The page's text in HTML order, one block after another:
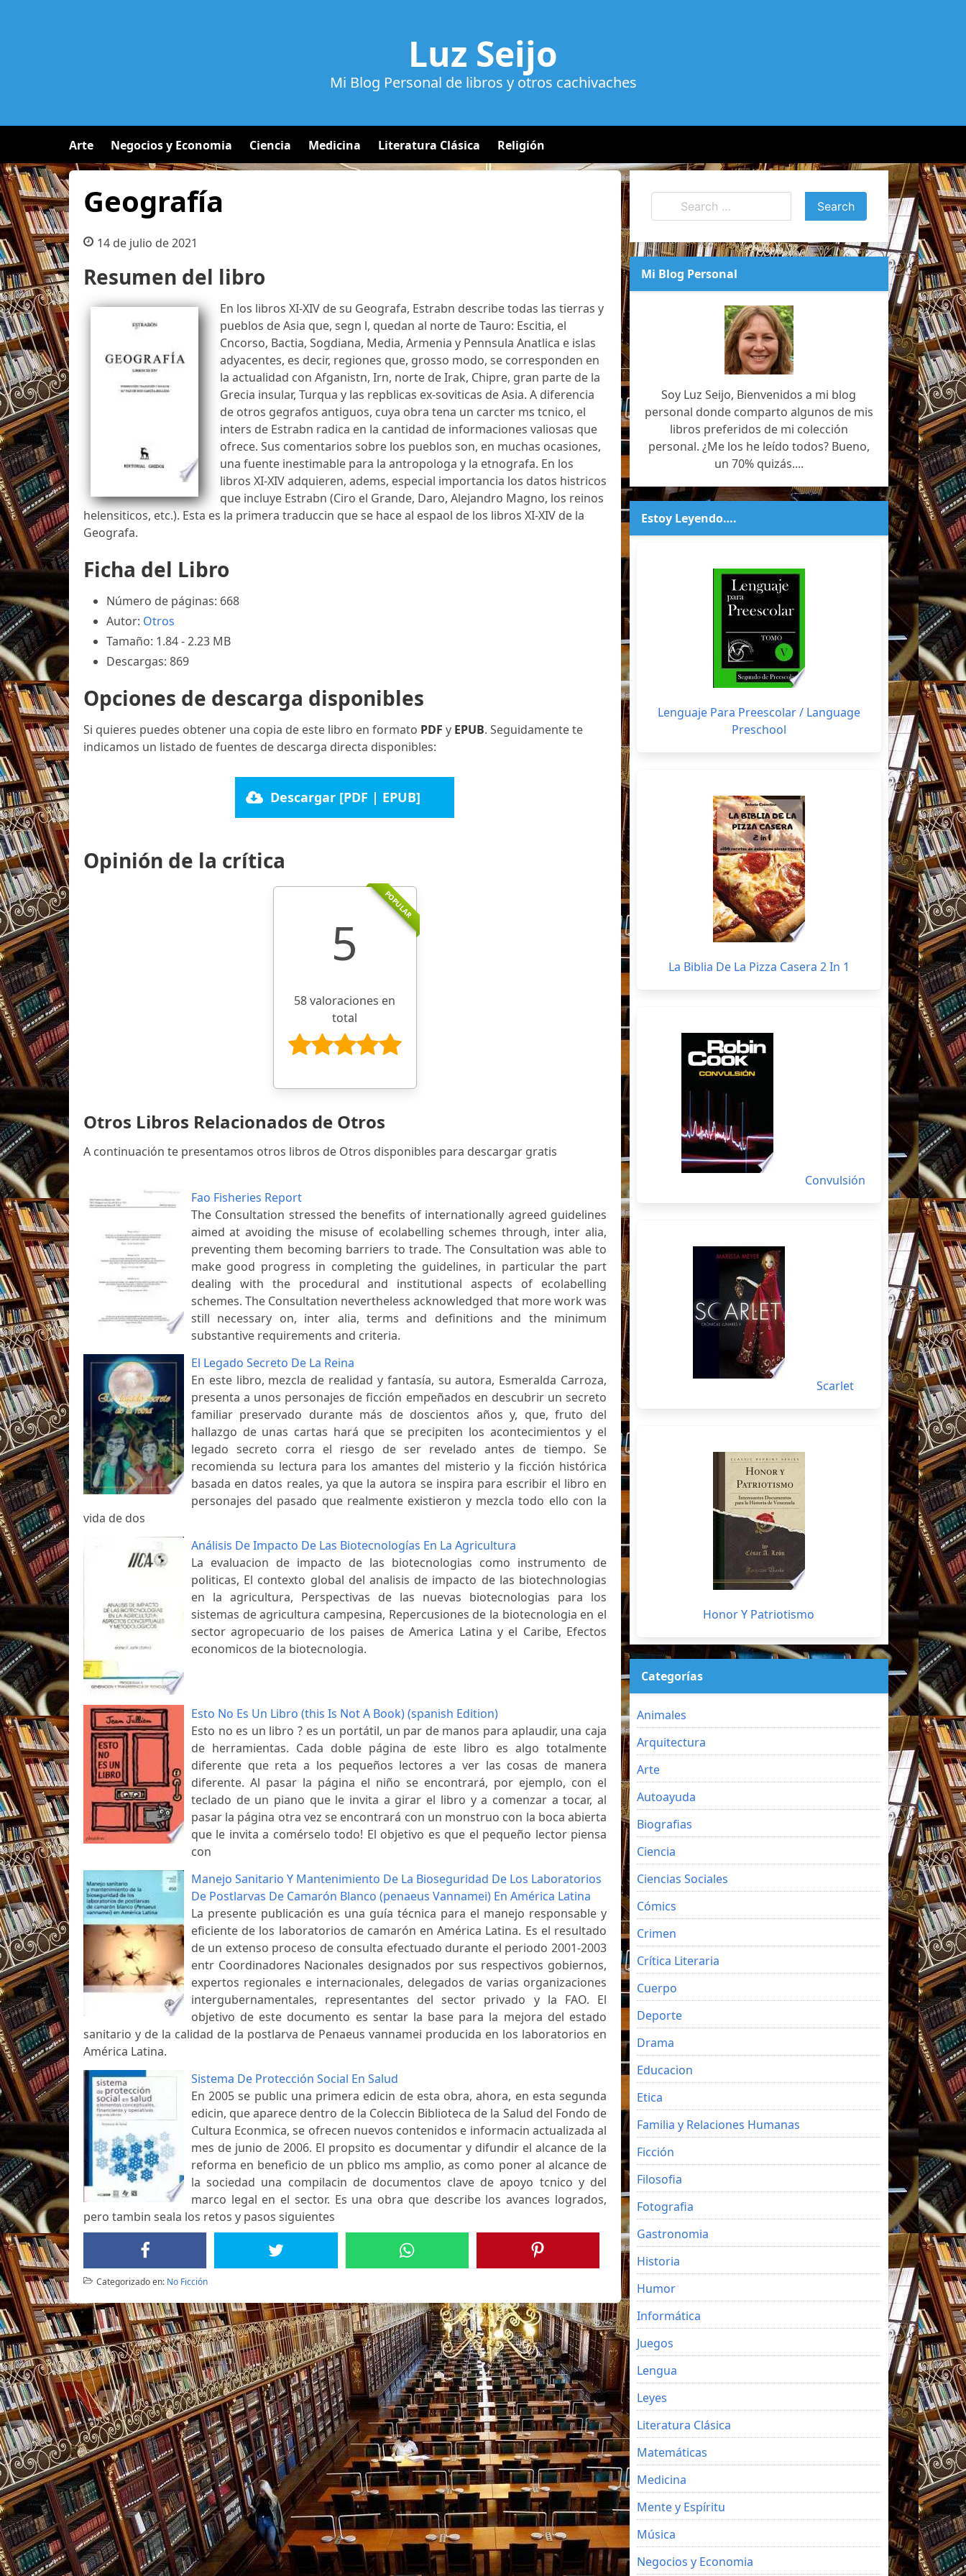
Luz Seijo
Mi Blog Personal de libros y otros cachivaches
Arte Negocios y Economia Ciencia Medicina Literatura Clásica Religión
Geografía
14 de julio de 2021
Resumen del libro
En los libros XI-XIV de su Geografa, Estrabn describe todas las tierras y
pueblos de Asia que, segn l, quedan al norte de Tauro: Escitia, el
Cncorso, Bactia, Sogdiana, Media, Armenia y Pennsula Anatlica e islas
adyacentes, es decir, regiones que, grosso modo, se corresponden en
la actualidad con Afganistn, Irn, norte de Irak, Chipre, gran parte de la
Grecia insular, Turqua y las repblicas ex-soviticas de Asia. A diferencia
de otros gegrafos antiguos, cuya obra tena un carcter ms tcnico, el
inters de Estrabn radica en la cantidad de informaciones valiosas que
ofrece. Sus comentarios sobre los pueblos son, en muchas ocasiones,
una fuente inestimable para la antropologa y la etnografa. En los
libros XI-XIV adquieren, adems, especial importancia los datos histricos
que incluye Estrabn (Ciro el Grande, Daro, Alejandro Magno, los reinos
helensiticos, etc.). Esta es la primera traduccin que se hace al espaol de los libros XI-XIV de la
Geografa.
Ficha del Libro
Número de páginas: 668
Autor: Otros
Tamaño: 1.84 - 2.23 MB
Descargas: 869
Opciones de descarga disponibles
Si quieres puedes obtener una copia de este libro en formato PDF y EPUB. Seguidamente te
indicamos un listado de fuentes de descarga directa disponibles:
Descargar [PDF | EPUB]
Opinión de la crítica
POPULAR
5
58 valoraciones en
total
Otros Libros Relacionados de Otros
A continuación te presentamos otros libros de Otros disponibles para descargar gratis
Fao Fisheries Report
The Consultation stressed the benefits of internationally agreed guidelines
aimed at avoiding the misuse of ecolabelling schemes through, inter alia,
preventing them becoming barriers to trade. The Consultation was able to
make good progress in completing the guidelines, in particular the part
dealing with the procedural and institutional aspects of ecolabelling
schemes. The Consultation nevertheless acknowledged that more work was
still necessary on, inter alia, terms and definitions and the minimum
substantive requirements and criteria.
El Legado Secreto De La Reina
En este libro, mezcla de realidad y fantasía, su autora, Esmeralda Carroza,
presenta a unos personajes de ficción empeñados en descubrir un secreto
familiar preservado durante más de doscientos años y, que, fruto del
hallazgo de unas cartas hará que se precipiten los acontecimientos y el
legado secreto corra el riesgo de ser revelado antes de tiempo. Se
recomienda su lectura para los amantes del misterio y la ficción histórica
basada en datos reales, ya que la autora se inspira para escribir el libro en
personajes del pasado que realmente existieron y mezcla todo ello con la
vida de dos
Análisis De Impacto De Las Biotecnologías En La Agricultura
La evaluacion de impacto de las biotecnologias como instrumento de
politicas, El contexto global del analisis de impacto de las biotechnologias
en la agricultura, Perspectivas de las nuevas biotecnologias para los
sistemas de agricultura campesina, Repercusiones de la biotecnologia en el
sector agropecuario de los paises de America Latina y el Caribe, Efectos
economicos de la biotecnologia.
Esto No Es Un Libro (this Is Not A Book) (spanish Edition)
Esto no es un libro ? es un portátil, un par de manos para aplaudir, una caja
de herramientas. Cada doble página de este libro es algo totalmente
diferente que reta a los pequeños lectores a ver las cosas de manera
diferente. Al pasar la página el niño se encontrará, por ejemplo, con el
teclado de un piano que le invita a girar el libro y a comenzar a tocar, al
pasar la página otra vez se encontrará con un monstruo con la boca abierta
que le invita a comérselo todo! El objetivo es que el pequeño lector piensa
con
Manejo Sanitario Y Mantenimiento De La Bioseguridad De Los Laboratorios
De Postlarvas De Camarón Blanco (penaeus Vannamei) En América Latina
La presente publicación es una guía técnica para el manejo responsable y
eficiente de los laboratorios de camarón en América Latina. Es el resultado
de un extenso proceso de consulta efectuado durante el periodo 2001-2003
entr Coordinadores Nacionales designados por sus respectivos gobiernos,
expertos regionales e internacionales, delegados de varias organizaciones
intergubernamentales, representantes del sector privado y la FAO. El
objetivo de este documento es sentar la base para la mejora del estado
sanitario y de la calidad de la postlarva de Penaeus vannamei producida en los laboratorios en
América Latina.
Sistema De Protección Social En Salud
En 2005 se public una primera edicin de esta obra, ahora, en esta segunda
edicin, que aparece dentro de la Coleccin Biblioteca de la Salud del Fondo de
Cultura Econmica, se ofrecen nuevos contenidos e informacin actualizada al
mes de junio de 2006. El propsito es documentar y difundir el alcance de la
reforma en beneficio de un pblico ms amplio, as como poner al alcance de
la sociedad una compilacin de documentos clave de apoyo tcnico y del
marco legal en el sector. Es una obra que describe los avances logrados,
pero tambin seala los retos y pasos siguientes
Categorizado en: No Ficción
Mi Blog Personal
Soy Luz Seijo, Bienvenidos a mi blog
personal donde comparto algunos de mis
libros preferidos de mi colección
personal. ¿Me los he leído todos? Bueno,
un 70% quizás....
Estoy Leyendo….
Lenguaje Para Preescolar / Language
Preschool
La Biblia De La Pizza Casera 2 In 1
Convulsión
Scarlet
Honor Y Patriotismo
Categorías
Animales
Arquitectura
Arte
Autoayuda
Biografias
Ciencia
Ciencias Sociales
Cómics
Crimen
Crítica Literaria
Cuerpo
Deporte
Drama
Educacion
Etica
Familia y Relaciones Humanas
Ficción
Filosofia
Fotografia
Gastronomia
Historia
Humor
Informática
Juegos
Lengua
Leyes
Literatura Clásica
Matemáticas
Medicina
Mente y Espíritu
Música
Negocios y Economia